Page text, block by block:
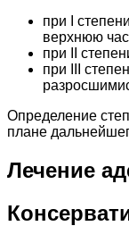
при I
верхнюю
при II
при III
Определение
плане
Лечение